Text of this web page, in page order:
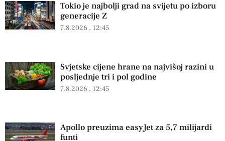
Tokio je najbolji grad na svijetu po izboru
generacije Z
7.8.2026 12:45
Svjetske cijene hrane na najvišoj razini u
posljednje tri i pol godine
7.8.2026 12:45
Apollo preuzima easyJet za 5,7 milijardi
funti